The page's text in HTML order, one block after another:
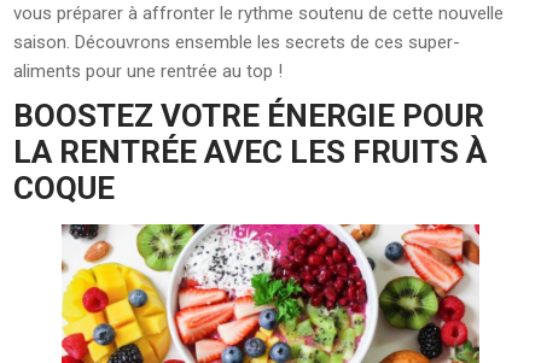
vous préparer à affronter le rythme soutenu de cette nouvelle
saison. Découvrons ensemble les secrets de ces super-
aliments pour une rentrée au top !
BOOSTEZ VOTRE ÉNERGIE POUR
LA RENTRÉE AVEC LES FRUITS À
COQUE